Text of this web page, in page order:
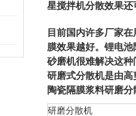
星搅拌机分散效果
目前国内许多厂家
膜效果越好。锂电
砂磨机很难解决这
研磨式分散机是由
陶瓷隔膜浆料研磨分
研磨分散机